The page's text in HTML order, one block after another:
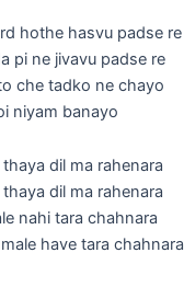
hothe hasvu padse re
pi ne jivavu padse re
che tadko ne chayo
niyam banayo
dil ma rahenara
dil ma rahenara
nahi tara chahnara
have tara chahnara